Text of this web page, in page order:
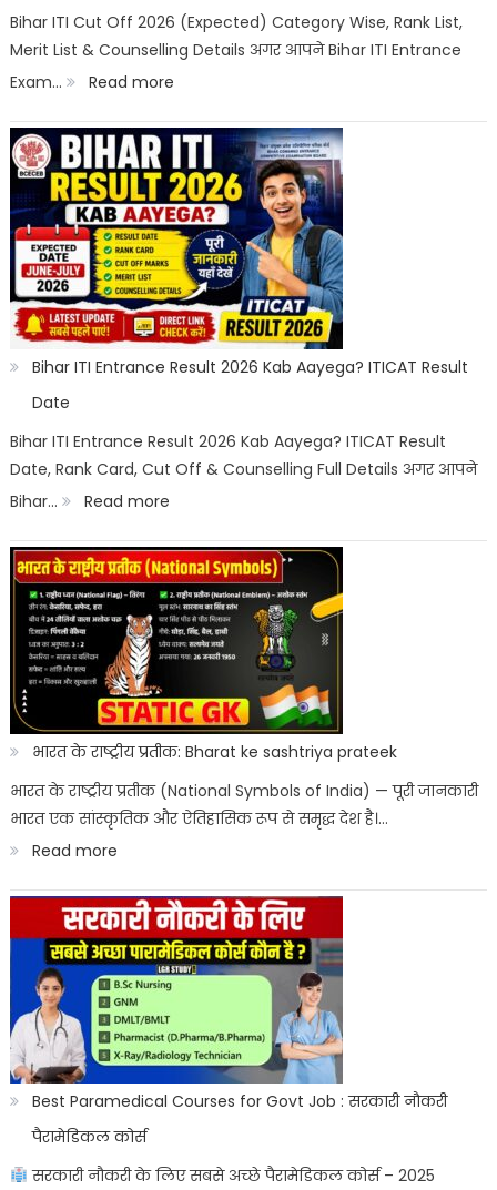
&
Documents
Bihar ITI Cut Off 2026 (Expected) Category Wise, Rank List,
Merit List & Counselling Details अगर आपने Bihar ITI Entrance
Exam…
Read more:
Bihar
Cut
Off
2026
Category
Wise:
Expected
Rank
List
Merit
List
Bihar ITI Entrance Result 2026 Kab Aayega? ITICAT Result
Date
Bihar ITI Entrance Result 2026 Kab Aayega? ITICAT Result
Date, Rank Card, Cut Off & Counselling Full Details अगर आपने
Bihar…
Read more:
Bihar
ITI
Entrance
Result
Kab
Aayega?
ITICAT
Result
भारत के राष्ट्रीय प्रतीक: Bharat ke sashtriya prateek
भारत के राष्ट्रीय प्रतीक (National Symbols of India) — पूरी जानकारी
भारत एक सांस्कृतिक और ऐतिहासिक रूप से समृद्ध देश है।…
Read more:
भारत
के
राष्ट्रीय
प्रतीक:
Bharat
ke
sashtriya
prateek
Best Paramedical Courses for Govt Job : सरकारी नौकरी
पैरामेडिकल कोर्स
सरकारी नौकरी के लिए सबसे अच्छे पैरामेडिकल कोर्स – 2025